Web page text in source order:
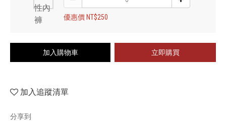
優惠價 NT$250
加入購物車 立即購買
加入追蹤清單
分享到